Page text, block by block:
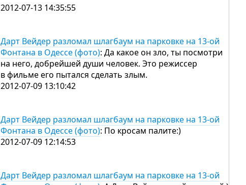
2012-07-13 14:35:55
Дарт Вейдер разломал шлагбаум на парковке на 13-ой
Фонтана в Одессе (фото): Да какое он зло, ты посмотри
на него, добрейшей души человек. Это режиссер
в фильме его пытался сделать злым.
2012-07-09 13:10:42
Дарт Вейдер разломал шлагбаум на парковке на 13-ой
Фонтана в Одессе (фото): По кросам палите:)
2012-07-09 12:14:53
Дарт Вейдер разломал шлагбаум на парковке на 13-ой